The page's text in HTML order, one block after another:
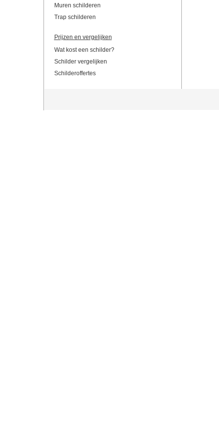
Muren schilderen
Trap schilderen
Prijzen en vergelijken
Wat kost een schilder?
Schilder vergelijken
Schilderoffertes